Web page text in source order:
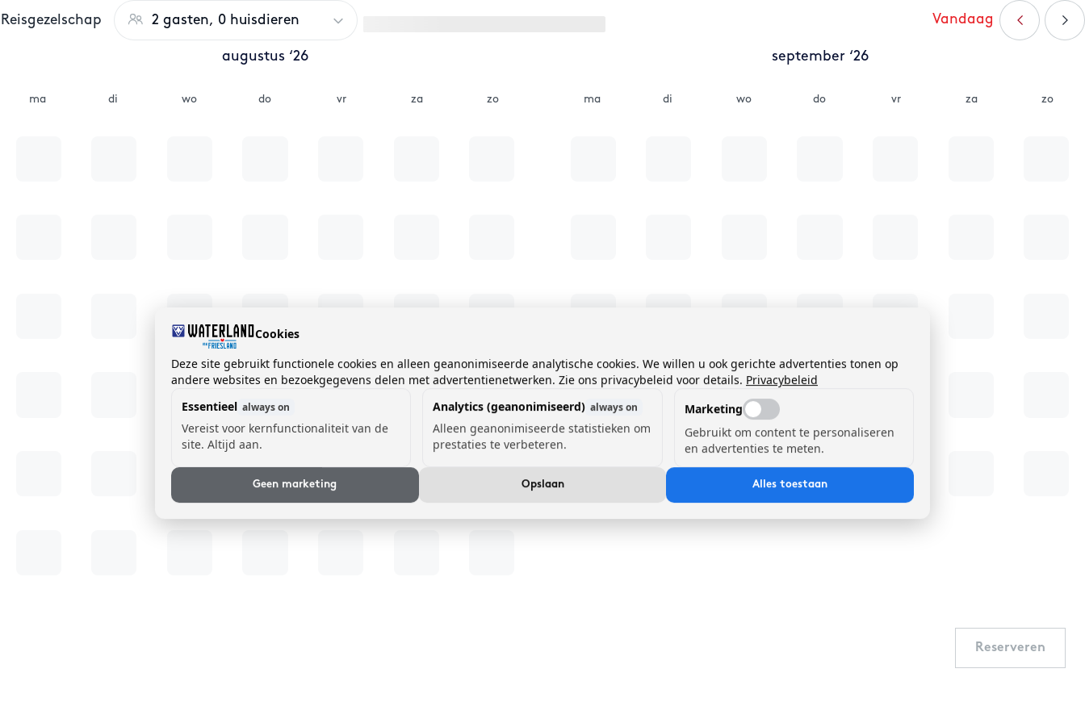
Reisgezelschap 2 gasten, 0 huisdieren Vandaag
augustus ‘26
ma di wo do vr za zo
september ‘26
ma di wo do vr za zo
Reserveren
Cookies
Deze site gebruikt functionele cookies en alleen geanonimiseerde analytische cookies. We willen u ook gerichte advertenties tonen op
andere websites en bezoekgegevens delen met advertentienetwerken. Zie ons privacybeleid voor details. Privacybeleid
Essentieel always on
Vereist voor kernfunctionaliteit van de
site. Altijd aan.
Analytics (geanonimiseerd) always on
Alleen geanonimiseerde statistieken om
prestaties te verbeteren.
Marketing
Gebruikt om content te personaliseren
en advertenties te meten.
Geen marketing Opslaan Alles toestaan